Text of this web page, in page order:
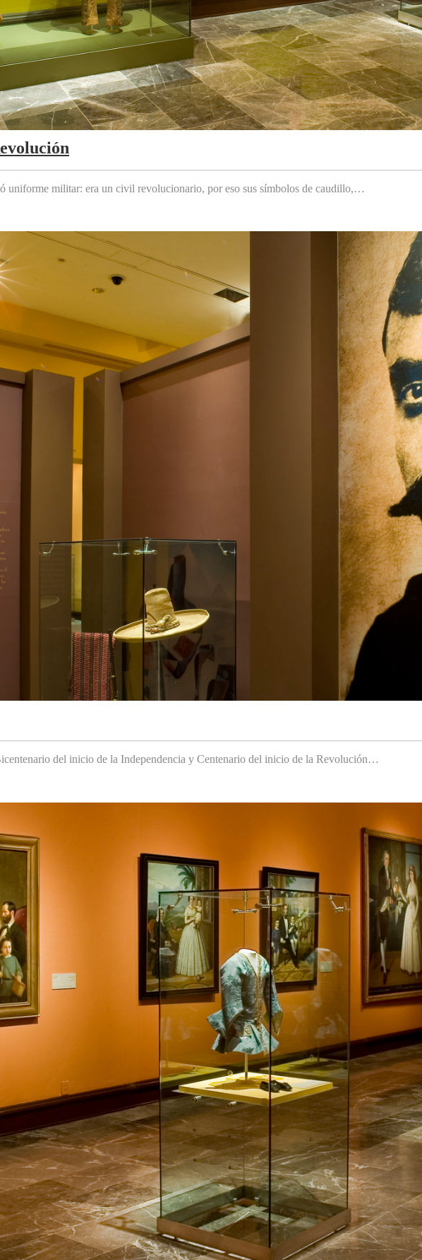
uniforme militar: era un civil revolucionario, por eso sus símbolos de caudillo,…
del inicio de la Independencia y Centenario del inicio de la Revolución…